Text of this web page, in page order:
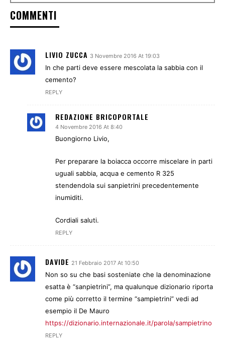
COMMENTI
LIVIO ZUCCA 3 Novembre 2016 At 19:03
In che parti deve essere mescolata la sabbia con il
cemento?
REPLY
REDAZIONE BRICOPORTALE
4 Novembre 2016 At 8:40
Buongiorno Livio,
Per preparare la boiacca occorre miscelare in parti
uguali sabbia, acqua e cemento R 325
stendendola sui sanpietrini precedentemente
inumiditi.
Cordiali saluti.
REPLY
DAVIDE 21 Febbraio 2017 At 10:50
Non so su che basi sosteniate che la denominazione
esatta è “sanpietrini”, ma qualunque dizionario riporta
come più corretto il termine “sampietrini” vedi ad
esempio il De Mauro
https://dizionario.internazionale.it/parola/sampietrino
REPLY